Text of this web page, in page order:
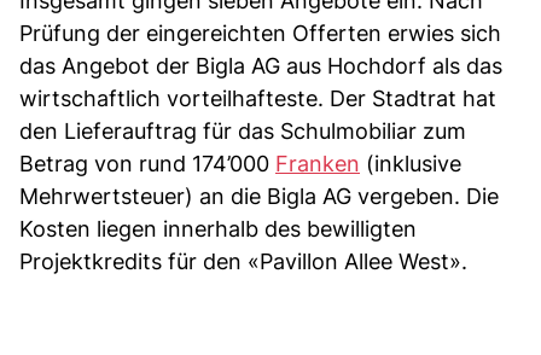
Prüfung der eingereichten Offerten erwies sich
das Angebot der Bigla AG aus Hochdorf als das
wirtschaftlich vorteilhafteste. Der Stadtrat hat
den Lieferauftrag für das Schulmobiliar zum
Betrag von rund 174’000 Franken (inklusive
Mehrwertsteuer) an die Bigla AG vergeben. Die
Kosten liegen innerhalb des bewilligten
Projektkredits für den «Pavillon Allee West».